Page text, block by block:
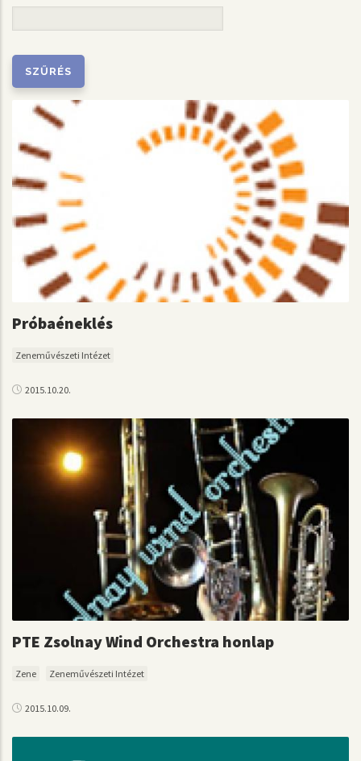
Próbaéneklés
Zeneművészeti Intézet
2015.10.20.
PTE Zsolnay Wind Orchestra honlap
Zene Zeneművészeti Intézet
2015.10.09.